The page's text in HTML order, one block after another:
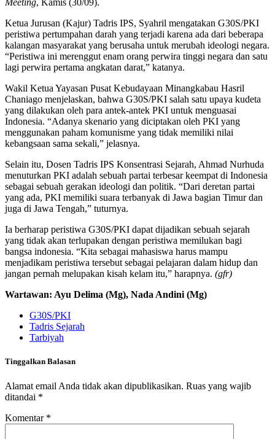
Meeting, Kamis (30/09).
Ketua Jurusan (Kajur) Tadris IPS, Syahril mengatakan G30S/PKI
peristiwa pertumpahan darah yang terjadi karena ada dari beberapa
kalangan masyarakat yang berusaha untuk merubah ideologi negara.
“Peristiwa ini merenggut enam orang perwira tinggi negara dan satu
lagi perwira pertama angkatan darat,” katanya.
Wakil Ketua Yayasan Pusat Kebudayaan Minangkabau Hasril
Chaniago menjelaskan, bahwa G30S/PKI salah satu upaya kudeta
yang dilakukan oleh para antek-antek PKI untuk menguasai
Indonesia. “Adanya skenario yang diciptakan oleh PKI yang
menggunakan paham komunisme yang tidak memiliki nilai
kebangsaan sama sekali,” jelasnya.
Selain itu, Dosen Tadris IPS Konsentrasi Sejarah, Ahmad Nurhuda
menuturkan PKI adalah sebuah partai terbesar keempat di Indonesia
sebagai sebuah gerakan ideologi dan politik. “Dari deretan partai
yang ada, PKI memiliki suara terbanyak di Jawa bagian Timur dan
juga di Jawa Tengah,” tuturnya.
Ia berharap peristiwa G30S/PKI dapat dijadikan sebuah sejarah
yang tidak akan terlupakan dengan peristiwa memilukan bagi
bangsa indonesia. “Kita sebagai mahasiswa harus mampu
menjadikam peristiwa tersebut sebagai pelajaran dalam hidup dan
jangan pernah melupakan kisah kelam itu,” harapnya. (gfr)
Wartawan: Ayu Delima (Mg), Nada Andini (Mg)
G30S/PKI
Tadris Sejarah
Tarbiyah
Tinggalkan Balasan
Alamat email Anda tidak akan dipublikasikan. Ruas yang wajib
ditandai *
Komentar *